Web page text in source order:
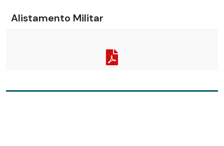
Alistamento Militar